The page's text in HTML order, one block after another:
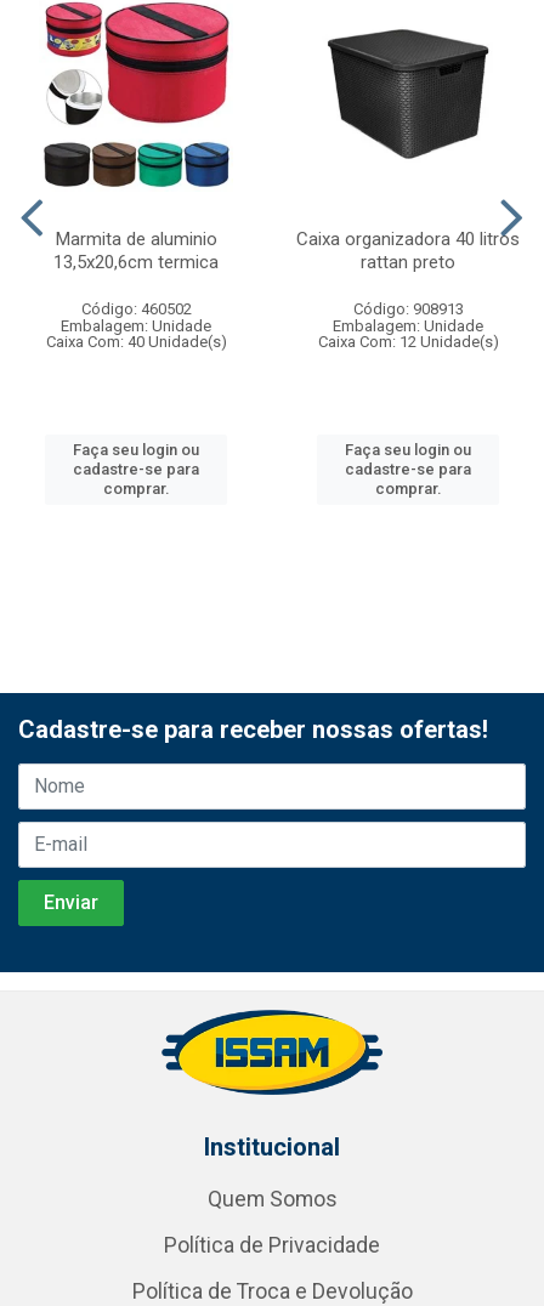
Marmita de aluminio
13,5x20,6cm termica
Código: 460502
Embalagem: Unidade
Caixa Com: 40 Unidade(s)
Faça seu login ou
cadastre-se para
comprar.
Caixa organizadora 40 litros
rattan preto
Código: 908913
Embalagem: Unidade
Caixa Com: 12 Unidade(s)
Faça seu login ou
cadastre-se para
comprar.
Cadastre-se para receber nossas ofertas!
Institucional
Quem Somos
Política de Privacidade
Política de Troca e Devolução